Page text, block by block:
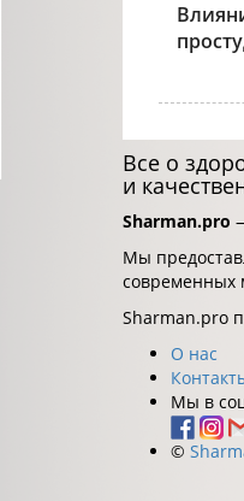
Все о
и
Sharman.pro
Мы
современных
Sharman.pro
О нас
Мы в
©